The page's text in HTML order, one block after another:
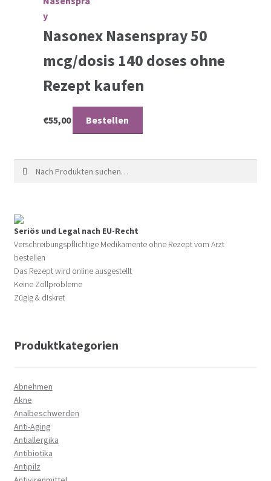
Nasonex Nasenspray 50
mcg/dosis 140 doses ohne
Rezept kaufen
€55,00 Bestellen
Suche nach:
Seriös und Legal nach EU-Recht
Verschreibungspflichtige Medikamente ohne Rezept vom Arzt
bestellen
Das Rezept wird online ausgestellt
Keine Zollprobleme
Zügig & diskret
Produktkategorien
Abnehmen
Akne
Analbeschwerden
Anti-Aging
Antiallergika
Antibiotika
Antipilz